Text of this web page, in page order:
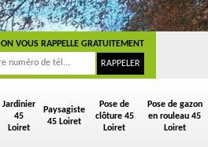
Jardinier
45
Loiret
Paysagiste
45 Loiret
Pose de
clôture 45
Loiret
Pose de gazon
en rouleau 45
Loiret
ON VOUS RAPPELLE GRATUITEMENT